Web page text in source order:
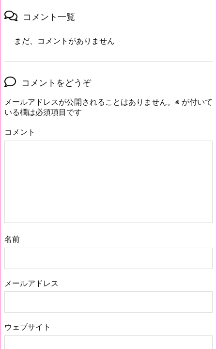
コメント一覧
まだ、コメントがありません
コメントをどうぞ
メールアドレスが公開されることはありません。 ※ が付いて
いる欄は必須項目です
コメント
名前
メールアドレス
ウェブサイト